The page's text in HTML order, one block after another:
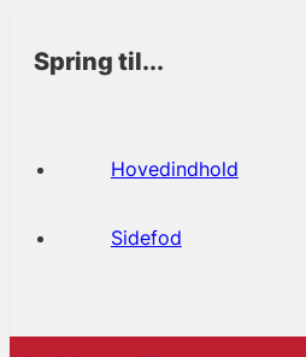
Spring til...
Hovedindhold
Sidefod